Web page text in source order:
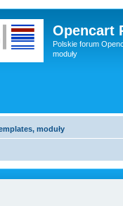
Opencart
Polskie forum
moduły
moduły